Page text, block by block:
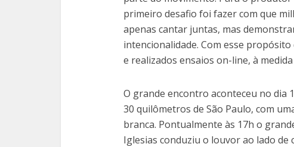
primeiro desafio foi fazer com que
apenas cantar juntas, mas
intencionalidade. Com esse
e realizados ensaios on-line, à
O grande encontro aconteceu no dia
30 quilômetros de São Paulo, com
branca. Pontualmente às 17h o
Iglesias conduziu o louvor ao lado de